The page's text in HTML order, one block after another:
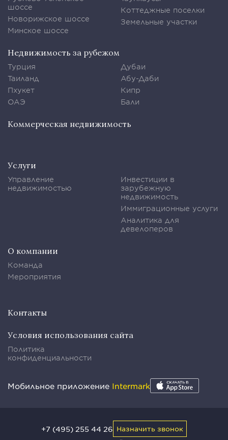
шоссе
Новорижское шоссе
Минское шоссе
Коттеджные поселки
Земельные участки
Недвижимость за рубежом
Турция
Таиланд
Пхукет
ОАЭ
Дубаи
Абу-Даби
Кипр
Бали
Коммерческая недвижимость
Услуги
Управление
недвижимостью
Инвестиции в
зарубежную
недвижимость
Иммиграционные услуги
Аналитика для
девелоперов
О компании
Команда
Мероприятия
Контакты
Условия использования сайта
Политика
конфиденциальности
Мобильное приложение Intermark
+7 (495) 255 44 26 Назначить звонок